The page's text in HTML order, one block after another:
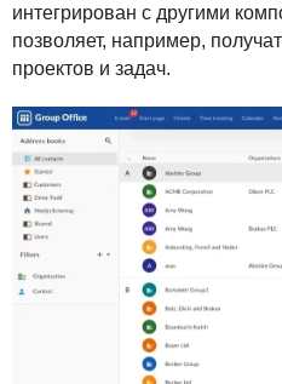
интегрирован с другими
позволяет, например,
проектов и задач.